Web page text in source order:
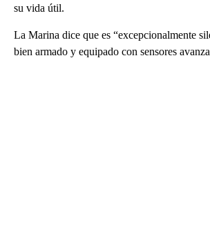
su vida útil.
La Marina dice que es “excepcionalmente
bien armado y equipado con sensores